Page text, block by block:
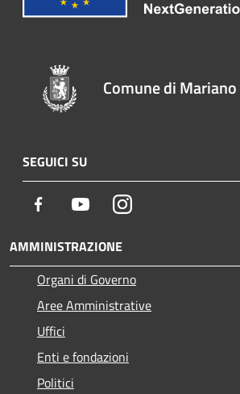
Comune di
SEGUICI SU
Facebook YoutubeInstagram
AMMINISTRAZIONE
Organi di Governo
Aree Amministrative
Uffici
Enti e fondazioni
Politici